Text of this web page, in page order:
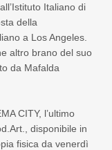
Italiano di
della
a Los Angeles.
altro brano del suo
da Mafalda
CITY, l’ultimo
disponibile in
fisica da venerdì